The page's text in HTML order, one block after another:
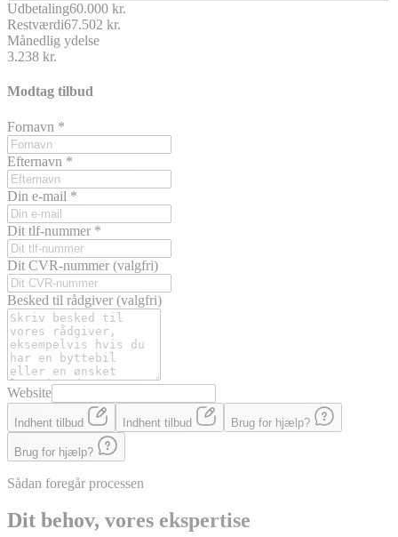
Udbetaling60.000 kr.
Restværdi67.502 kr.
Månedlig ydelse
3.238 kr.
Modtag tilbud
Fornavn *
Efternavn *
Din e-mail *
Dit tlf-nummer *
Dit CVR-nummer (valgfri)
Besked til rådgiver (valgfri)
Website
Indhent tilbud Indhent tilbud Brug for hjælp?
Brug for hjælp?
Sådan foregår processen
Dit behov, vores ekspertise